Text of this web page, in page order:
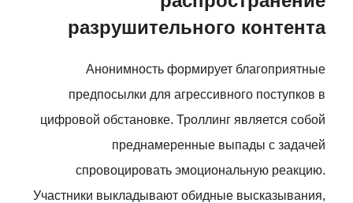
разрушительного контента
Анонимность формирует благоприятные
предпосылки для агрессивного поступков в
цифровой обстановке. Троллинг является собой
преднамеренные выпады с задачей
спровоцировать эмоциональную реакцию.
Участники выкладывают обидные высказывания,